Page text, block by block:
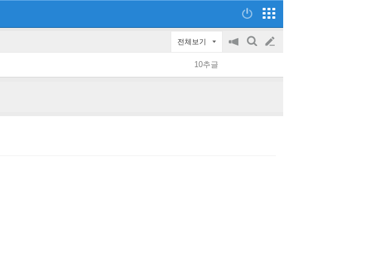
전체보기
공
on/off
검
글
쓰
10추글